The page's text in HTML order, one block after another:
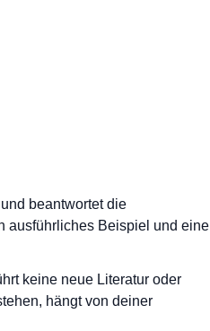
beantwortet die
ausführliches Beispiel und eine
keine neue Literatur oder
hängt von deiner